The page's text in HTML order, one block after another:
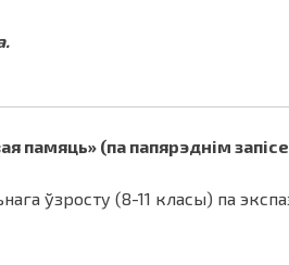
памяць» (па папярэднім
ўзросту (8-11 класы) па